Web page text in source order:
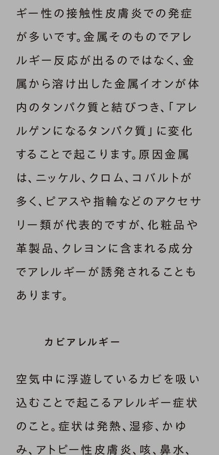
ギー性の接触性皮膚炎での発症
が多いです。金属そのものでアレ
ルギー反応が出るのではなく、金
属から溶け出した金属イオンが体
内のタンパク質と結びつき、「アレ
ルゲンになるタンパク質」に変化
することで起こります。原因金属
は、ニッケル、クロム、コバルトが
多く、ピアスや指輪などのアクセサ
リー類が代表的ですが、化粧品や
革製品、クレヨンに含まれる成分
でアレルギーが誘発されることも
あります。
カビアレルギー
空気中に浮遊しているカビを吸い
込むことで起こるアレルギー症状
のこと。症状は発熱、湿疹、かゆ
み、アトピー性皮膚炎、咳、鼻水、